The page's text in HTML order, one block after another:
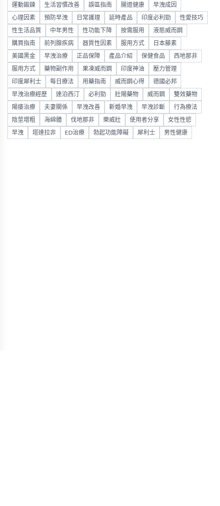
運動鍛鍊 生活習慣改善 誤區指南 腸道健康 早洩成因
心理因素 預防早洩 日常護理 延時產品 印度必利勁 性愛技巧
性生活品質 中年男性 性功能下降 按需服用 液態威而鋼
購買指南 前列腺疾病 器質性因素 服用方式 日本藤素
美國黑金 早洩治療 正品保障 產品介紹 保健食品 西地那非
服用方式 藥物副作用 果凍威而鋼 印度神油 壓力管理
印度犀利士 每日療法 用藥指南 威而鋼心得 德國必邦
早洩治療經歷 達泊西汀 必利勁 壯陽藥物 威而鋼 雙效藥物
陽痿治療 夫妻關係 早洩改善 新婚早洩 早洩診斷 行為療法
陰莖增粗 海綿體 伐地那非 樂威壯 使用者分享 女性性慾
早洩 塔達拉非 ED治療 勃起功能障礙 犀利士 男性健康